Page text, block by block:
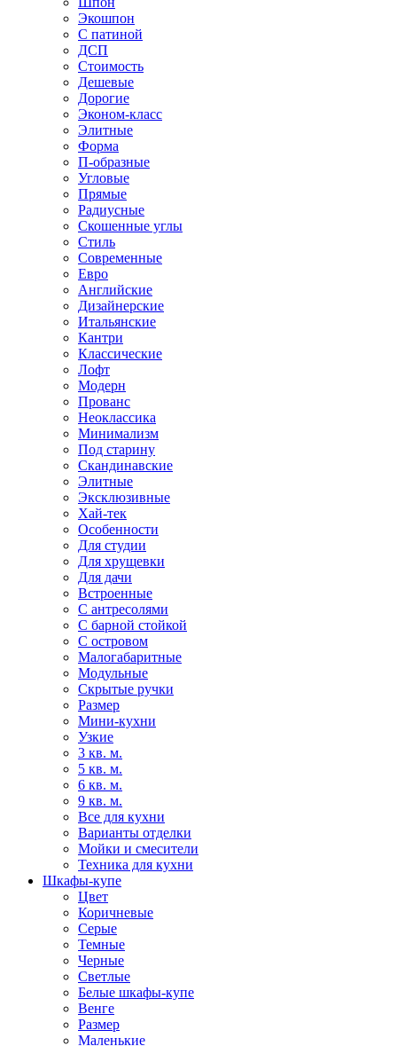
Экошпон
С патиной
ДСП
Стоимость
Дешевые
Дорогие
Эконом-класс
Элитные
Форма
П-образные
Угловые
Прямые
Радиусные
Скошенные углы
Стиль
Современные
Евро
Английские
Дизайнерские
Итальянские
Кантри
Классические
Лофт
Модерн
Прованс
Неоклассика
Минимализм
Под старину
Скандинавские
Элитные
Эксклюзивные
Хай-тек
Особенности
Для студии
Для хрущевки
Для дачи
Встроенные
С антресолями
С барной стойкой
С островом
Малогабаритные
Модульные
Скрытые ручки
Размер
Мини-кухни
Узкие
3 кв. м.
5 кв. м.
6 кв. м.
9 кв. м.
Все для кухни
Варианты отделки
Мойки и смесители
Техника для кухни
Шкафы-купе
Цвет
Коричневые
Серые
Темные
Черные
Светлые
Белые шкафы-купе
Венге
Размер
Маленькие